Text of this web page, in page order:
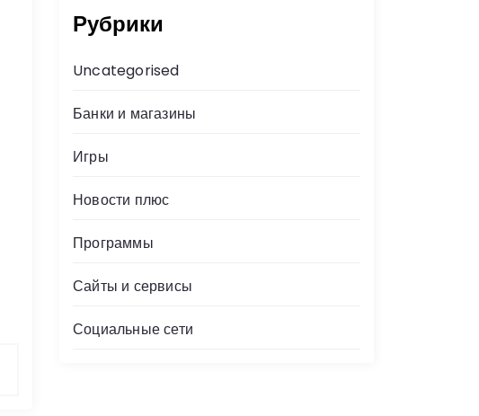
Рубрики
Uncategorised
Банки и магазины
Игры
Новости плюс
Программы
Сайты и сервисы
Социальные сети